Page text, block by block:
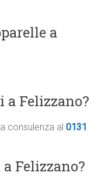
a
Felizzano?
consulenza al 0131
Felizzano?